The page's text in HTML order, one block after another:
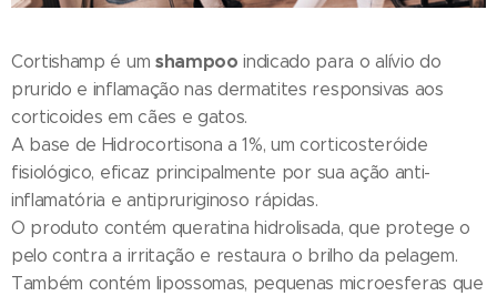
Cortishamp é um shampoo indicado para o alívio do
prurido e inflamação nas dermatites responsivas aos
corticoides em cães e gatos.
A base de Hidrocortisona a 1%, um corticosteróide
fisiológico, eficaz principalmente por sua ação anti-
inflamatória e antipruriginoso rápidas.
O produto contém queratina hidrolisada, que protege o
pelo contra a irritação e restaura o brilho da pelagem.
Também contém lipossomas, pequenas microesferas que